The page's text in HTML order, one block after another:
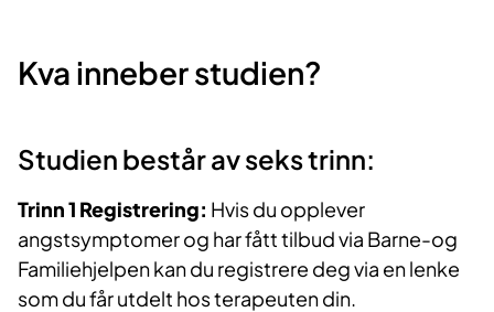
Kva inneber studien?
Studien består av seks trinn:
Trinn 1 Registrering: Hvis du opplever
angstsymptomer og har fått tilbud via Barne-og
Familiehjelpen kan du registrere deg via en lenke
som du får utdelt hos terapeuten din.